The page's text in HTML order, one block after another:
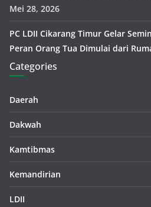
Mei 28, 2026
PC LDII Cikarang Timur Gelar
Peran Orang Tua Dimulai dari
Categories
Daerah
Dakwah
Kamtibmas
Kemandirian
LDII